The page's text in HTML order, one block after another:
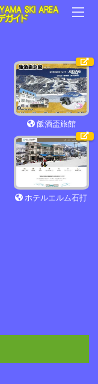
飯酒盃旅館
ホテルエルム石打